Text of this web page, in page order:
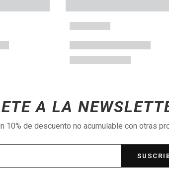
A LA
10% de descuento no acumulable con otras